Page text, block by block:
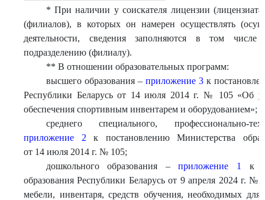
* При наличии у соискателя лицензии
(филиалов), в которых он намерен осуществлять
деятельности, сведения заполняются в том
подразделению (филиалу).
** В отношении образовательных программ:
высшего образования – приложение 3к
Республики Беларусь от 14 июля 2014 г. № 105 «Об
обеспечения спортивным инвентарем и оборудованием»;
среднего специального, профессионально-
приложение 2 к постановлению Министерства
от 14 июля 2014 г. № 105;
дошкольного образования –приложение 1
к
образования Республики Беларусь от 9 апреля 2024 г.
мебели, инвентаря, средств обучения, необходимых для